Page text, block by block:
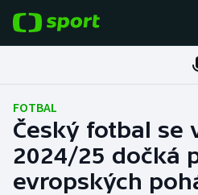
Fotbal
Hokej
Tenis
FOTBAL
Český fotbal se
2024/25 dočká
evropských